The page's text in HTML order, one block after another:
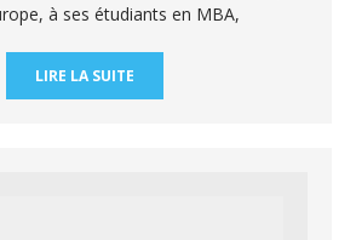
à ses étudiants en MBA,
LIRE LA SUITE